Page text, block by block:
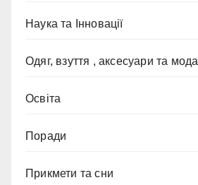
Наука та Інновації
Одяг, взуття , аксесуари та мода
Освіта
Поради
Прикмети та сни